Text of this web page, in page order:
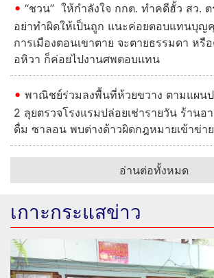
“ชวน” ให้กำลังใจ กกต. ทำคดีฮั้ว สว. ต
อย่าทำผิดให้เป็นถูก แนะค่อยตอบแทนบุญ
การเมืองตอนเขาตาย จะตายธรรมดา หรื
อหิวา ก็ค่อยไปงานศพตอบแทน
พาณิชย์ร่วมลงพื้นที่ห้วยขวาง ตามแผน
2 ลุยตรวจโรงแรมปล่อยเช่ารายวัน ร้านอ
ดื่ม ซาลอน พบต่างด้าวผิดกฎหมายเข้าข่า
อ่านต่อทั้งหมด
เกาะกระแสข่าว